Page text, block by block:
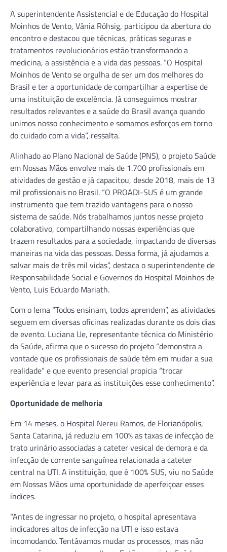
A superintendente Assistencial e de Educação do Hospital
Moinhos de Vento, Vânia Röhsig, participou da abertura do
encontro e destacou que técnicas, práticas seguras e
tratamentos revolucionários estão transformando a
medicina, a assistência e a vida das pessoas. “O Hospital
Moinhos de Vento se orgulha de ser um dos melhores do
Brasil e ter a oportunidade de compartilhar a expertise de
uma instituição de excelência. Já conseguimos mostrar
resultados relevantes e a saúde do Brasil avança quando
unimos nosso conhecimento e somamos esforços em torno
do cuidado com a vida”, ressalta.
Alinhado ao Plano Nacional de Saúde (PNS), o projeto Saúde
em Nossas Mãos envolve mais de 1.700 profissionais em
atividades de gestão e já capacitou, desde 2018, mais de 13
mil profissionais no Brasil. “O PROADI-SUS é um grande
instrumento que tem trazido vantagens para o nosso
sistema de saúde. Nós trabalhamos juntos nesse projeto
colaborativo, compartilhando nossas experiências que
trazem resultados para a sociedade, impactando de diversas
maneiras na vida das pessoas. Dessa forma, já ajudamos a
salvar mais de três mil vidas”, destaca o superintendente de
Responsabilidade Social e Governos do Hospital Moinhos de
Vento, Luis Eduardo Mariath.
Com o lema “Todos ensinam, todos aprendem”, as atividades
seguem em diversas oficinas realizadas durante os dois dias
de evento. Luciana Ue, representante técnica do Ministério
da Saúde, afirma que o sucesso do projeto “demonstra a
vontade que os profissionais de saúde têm em mudar a sua
realidade” e que evento presencial propicia “trocar
experiência e levar para as instituições esse conhecimento”.
Oportunidade de melhoria
Em 14 meses, o Hospital Nereu Ramos, de Florianópolis,
Santa Catarina, já reduziu em 100% as taxas de infecção de
trato urinário associadas a cateter vesical de demora e da
infecção de corrente sanguínea relacionada a cateter
central na UTI. A instituição, que é 100% SUS, viu no Saúde
em Nossas Mãos uma oportunidade de aperfeiçoar esses
índices.
“Antes de ingressar no projeto, o hospital apresentava
indicadores altos de infecção na UTI e isso estava
incomodando. Tentávamos mudar os processos, mas não